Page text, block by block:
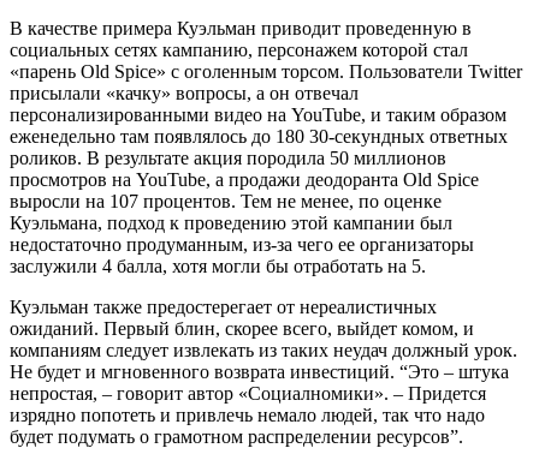
В качестве примера Куэльман приводит проведенную в
социальных сетях кампанию, персонажем которой стал
«парень Old Spice» с оголенным торсом. Пользователи Twitter
присылали «качку» вопросы, а он отвечал
персонализированными видео на YouTube, и таким образом
еженедельно там появлялось до 180 30-секундных ответных
роликов. В результате акция породила 50 миллионов
просмотров на YouTube, а продажи деодоранта Old Spice
выросли на 107 процентов. Тем не менее, по оценке
Куэльмана, подход к проведению этой кампании был
недостаточно продуманным, из-за чего ее организаторы
заслужили 4 балла, хотя могли бы отработать на 5.
Куэльман также предостерегает от нереалистичных
ожиданий. Первый блин, скорее всего, выйдет комом, и
компаниям следует извлекать из таких неудач должный урок.
Не будет и мгновенного возврата инвестиций. “Это – штука
непростая, – говорит автор «Социалномики». – Придется
изрядно попотеть и привлечь немало людей, так что надо
будет подумать о грамотном распределении ресурсов”.